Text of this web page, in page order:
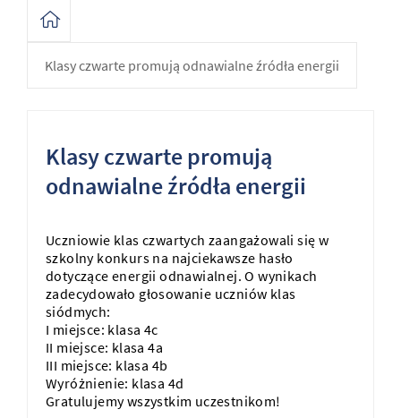
Klasy czwarte promują odnawialne źródła energii
Klasy czwarte promują
odnawialne źródła energii
Uczniowie klas czwartych zaangażowali się w
szkolny konkurs na najciekawsze hasło
dotyczące energii odnawialnej. O wynikach
zadecydowało głosowanie uczniów klas
siódmych:
I miejsce: klasa 4c
II miejsce: klasa 4a
III miejsce: klasa 4b
Wyróżnienie: klasa 4d
Gratulujemy wszystkim uczestnikom!